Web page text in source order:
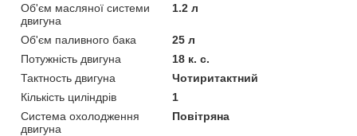
Об'єм масляної системи
двигуна
1.2 л
Об'єм паливного бака
25 л
Потужність двигуна
18 к. с.
Тактность двигуна
Чотиритактний
Кількість циліндрів
1
Система охолодження
двигуна
Повітряна